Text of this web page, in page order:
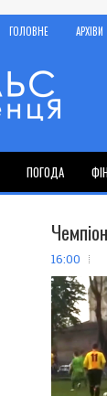
ГОЛОВНЕ АРХІВИ
ПОГОДА
16:00